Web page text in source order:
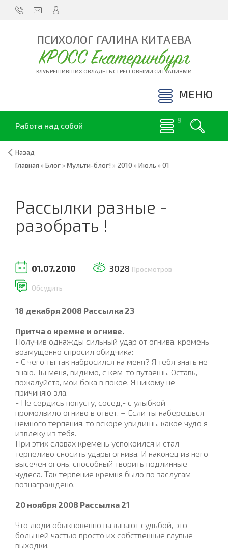
ПСИХОЛОГ ГАЛИНА КИТАЕВА
КРОСС Екатеринбург
КЛУБ РЕШИВШИХ ОВЛАДЕТЬ СТРЕССОВЫМИ СИТУАЦИЯМИ
МЕНЮ
Работа над собой
Назад
Главная »Блог»Мульти-блог! » 2010 »Июль »01
Рассылки разные -
разобрать !
01.07.2010 3028 Просмотров
Обсудить
18 декабря 2008 Рассылка 23
Притча о кремне и огниве.
Получив однажды сильный удар от огнива, кремень
возмущенно спросил обидчика:
- С чего ты так набросился на меня? Я тебя знать не
знаю. Ты меня, видимо, с кем-то путаешь. Оставь,
пожалуйста, мои бока в покое. Я никому не
причиняю зла.
- Не сердись попусту, сосед,- с улыбкой
промолвило огниво в ответ. – Если ты наберешься
немного терпения, то вскоре увидишь, какое чудо я
извлеку из тебя.
При этих словах кремень успокоился и стал
терпеливо сносить удары огнива. И наконец из него
высечен огонь, способный творить подлинные
чудеса. Так терпение кремня было по заслугам
вознаграждено.
20 ноября 2008 Рассылка 21
Что люди обыкновенно называют судьбой, это
большей частью просто их собственные глупые
выходки.